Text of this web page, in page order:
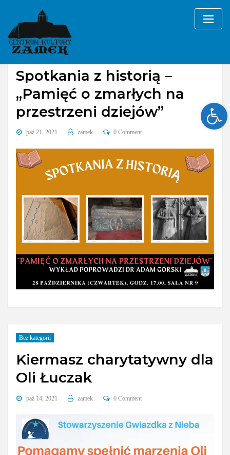
content
Bez kategorii
Spotkania z historią –
„Pamięć o zmarłych na
przestrzeni dziejów”
paź 21, 2021 zamek 0 Comment
Bez kategorii
Kiermasz charytatywny dla
Oli Łuczak
paź 14, 2021 zamek 0 Comment